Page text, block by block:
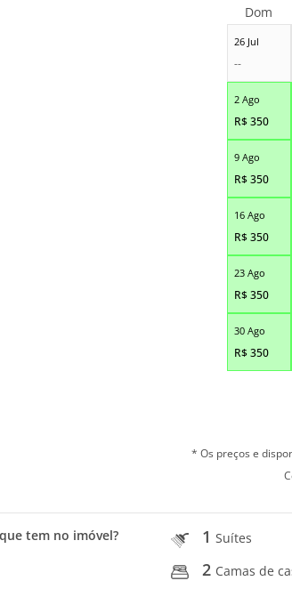
26 Jul
--
2 Ago
R$350
9 Ago
R$350
16 Ago
R$350
23 Ago
R$350
30 Ago
R$350
Dom
* Os preços e
tem no imóvel? 1Suítes
2 Camas de